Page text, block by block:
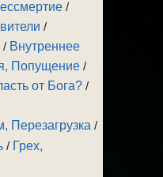
/
/
/ Внутреннее
Попущение /
от Бога? /
Перезагрузка /
/ Грех,